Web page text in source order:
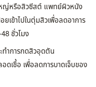
ญ่หรือสิวซีสต์ แพทย์ผิวหนัง
เข้าไปในตุ่มสิวเพื่อลดอาการ
ชั่วโมง
ำการกดสิวอุดตัน
ดเชื้อ เพื่อลดการบาดเจ็บของ